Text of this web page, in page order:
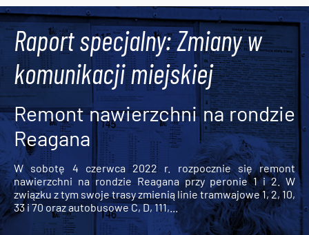
Raport specjalny: Zmiany w
komunikacji miejskiej
Remont nawierzchni na rondzie
Reagana
W sobotę 4 czerwca 2022 r. rozpocznie się remont
nawierzchni na rondzie Reagana przy peronie 1 i 2. W
związku z tym swoje trasy zmienią linie tramwajowe 1, 2, 10,
33 i 70 oraz autobusowe C, D, 111,...